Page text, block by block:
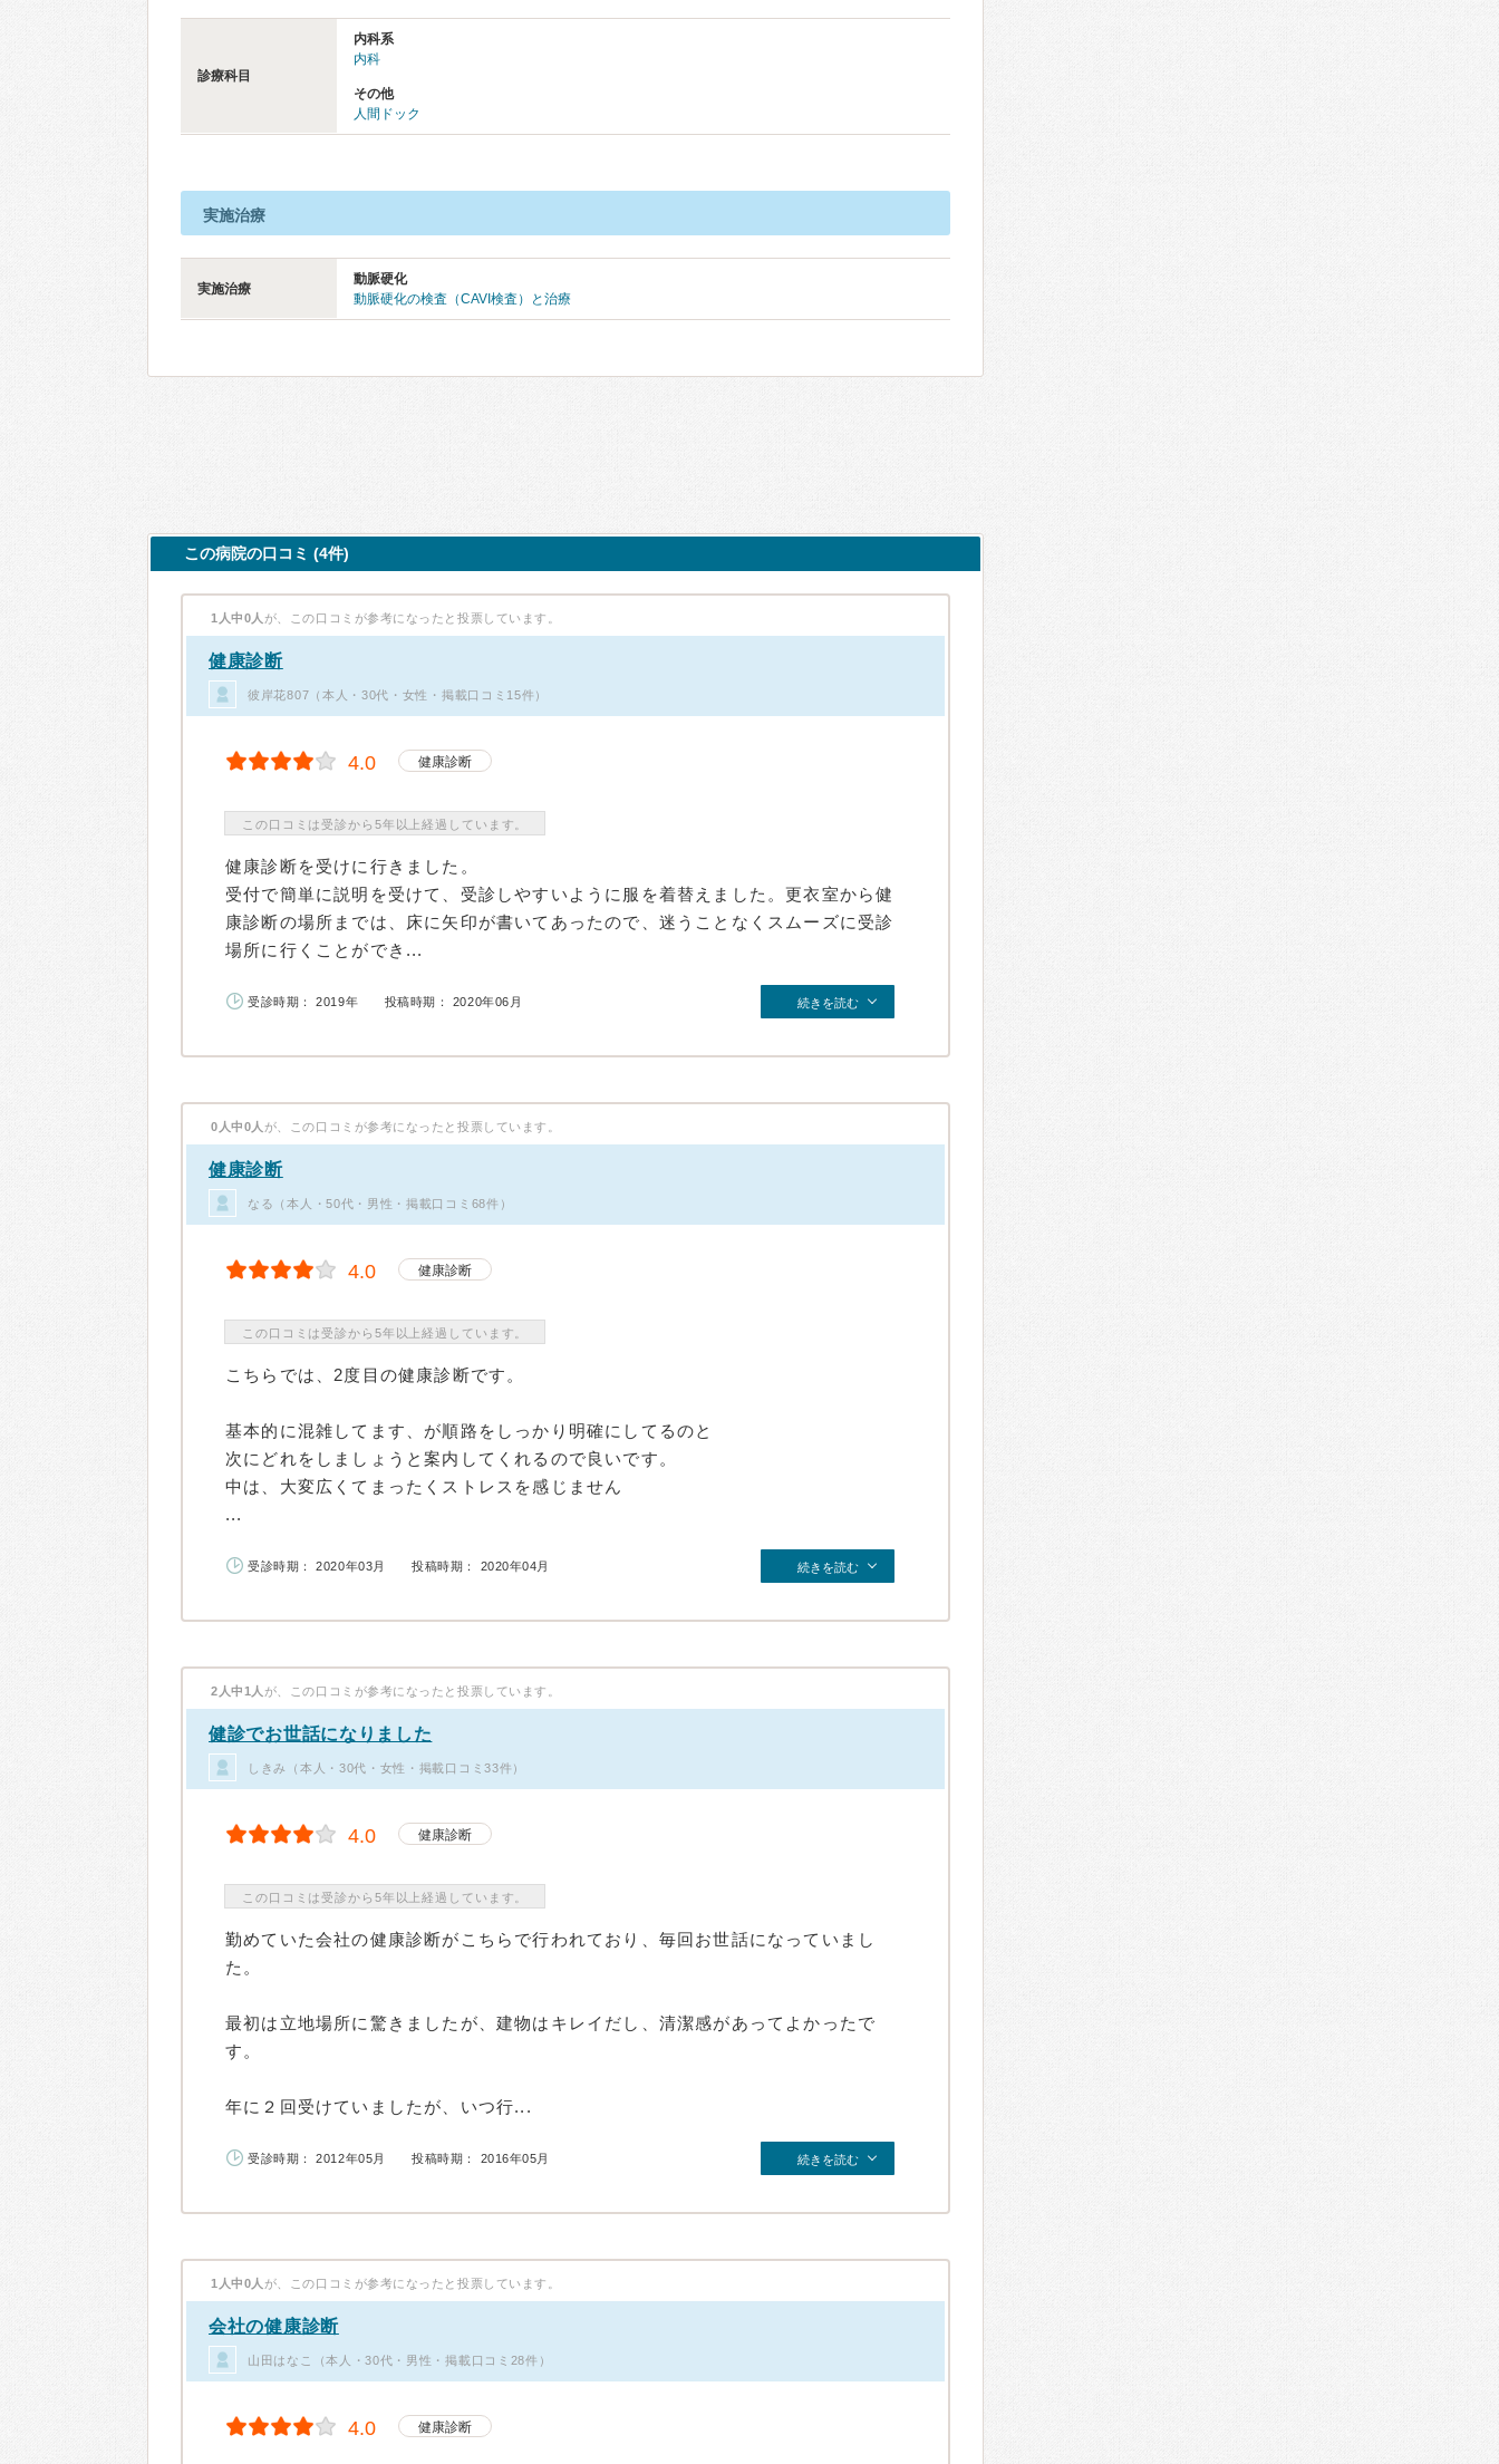
診療科目
内科系
内科
その他
人間ドック
実施治療
実施治療
動脈硬化
動脈硬化の検査（CAVI検査）と治療
この病院の口コミ (4件)
1人中0人 が、この口コミが参考になったと投票しています。
健康診断
彼岸花807（本人・30代・女性・掲載口コミ15件）
4.0 健康診断
この口コミは受診から5年以上経過しています。
健康診断を受けに行きました。
受付で簡単に説明を受けて、受診しやすいように服を着替えました。更衣室から健
康診断の場所までは、床に矢印が書いてあったので、迷うことなくスムーズに受診
場所に行くことができ...
受診時期： 2019年 投稿時期： 2020年06月 続きを読む
0人中0人 が、この口コミが参考になったと投票しています。
健康診断
なる（本人・50代・男性・掲載口コミ68件）
4.0 健康診断
この口コミは受診から5年以上経過しています。
こちらでは、2度目の健康診断です。
基本的に混雑してます、が順路をしっかり明確にしてるのと
次にどれをしましょうと案内してくれるので良いです。
中は、大変広くてまったくストレスを感じません
...
受診時期： 2020年03月 投稿時期： 2020年04月 続きを読む
2人中1人 が、この口コミが参考になったと投票しています。
健診でお世話になりました
しきみ（本人・30代・女性・掲載口コミ33件）
4.0 健康診断
この口コミは受診から5年以上経過しています。
勤めていた会社の健康診断がこちらで行われており、毎回お世話になっていまし
た。
最初は立地場所に驚きましたが、建物はキレイだし、清潔感があってよかったで
す。
年に２回受けていましたが、いつ行...
受診時期： 2012年05月 投稿時期： 2016年05月 続きを読む
1人中0人 が、この口コミが参考になったと投票しています。
会社の健康診断
山田はなこ（本人・30代・男性・掲載口コミ28件）
4.0 健康診断